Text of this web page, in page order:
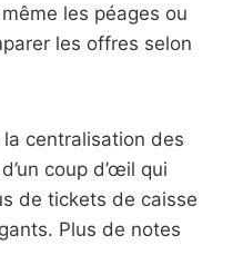
les péages ou
les offres selon
la centralisation des
coup d’œil qui
de tickets de caisse
Plus de notes